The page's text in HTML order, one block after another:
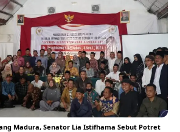
Madura, Senator Lia Istifhama Sebut Potret